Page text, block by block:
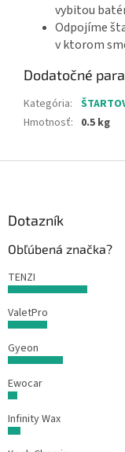
vybitou
Odpojíme
v ktorom
Dodatočné
Kategória:
Hmotnosť: 0.5 kg
Dotazník
Obľúbená značka?
TENZI
ValetPro
Gyeon
Ewocar
Infinity Wax